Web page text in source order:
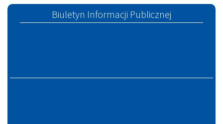
Szczucinie
Biuletyn Informacji Publicznej